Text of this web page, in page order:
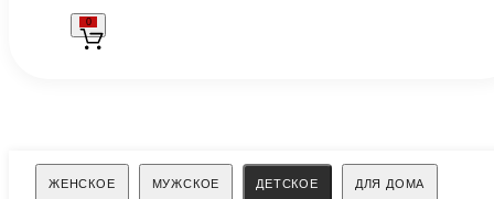
0
ЖЕНСКОЕ МУЖСКОЕ ДЕТСКОЕ ДЛЯ ДОМА
Поиск